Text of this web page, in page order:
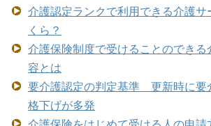
介護認定ランクで利用できる介護サ
くら？
介護保険制度で受けることのできる
容とは
要介護認定の判定基準 更新時に要
格下げが多発